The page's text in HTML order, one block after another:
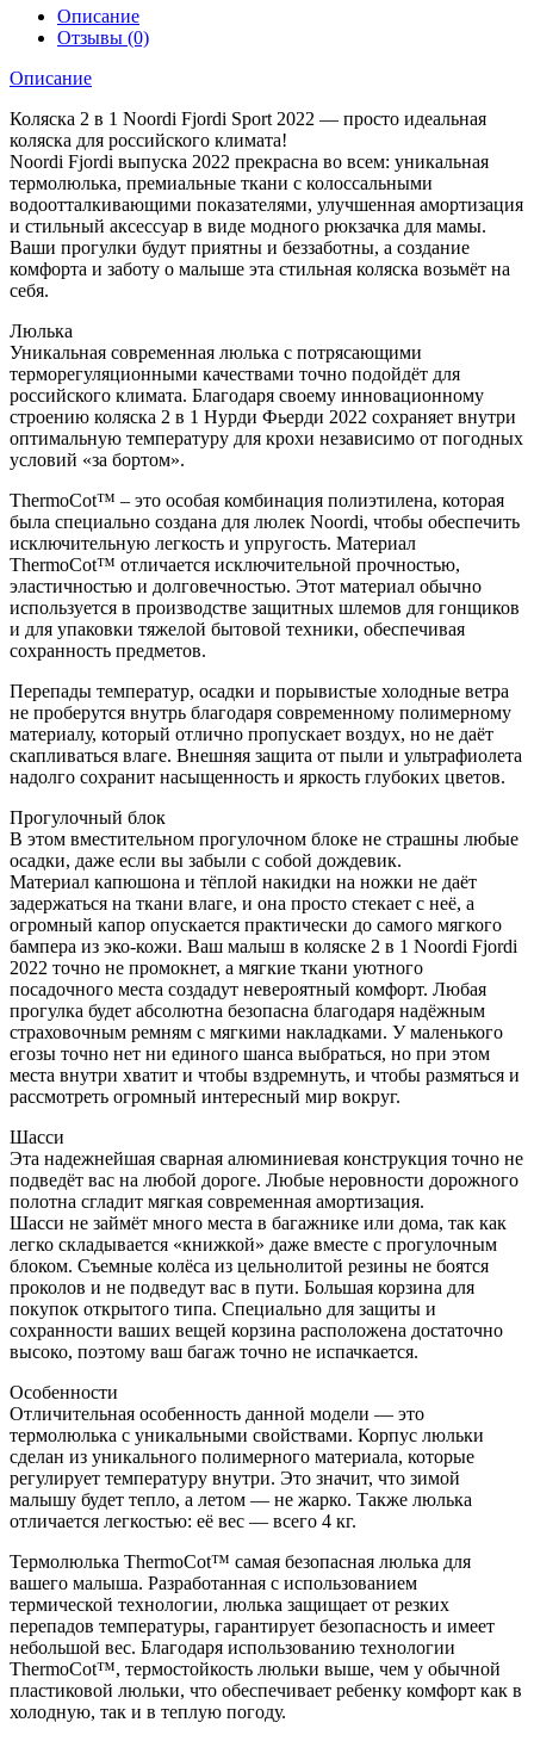
Описание
Отзывы (0)
Описание
Коляска 2 в 1 Noordi Fjordi Sport 2022 — просто идеальная
коляска для российского климата!
Noordi Fjordi выпуска 2022 прекрасна во всем: уникальная
термолюлька, премиальные ткани с колоссальными
водоотталкивающими показателями, улучшенная амортизация
и стильный аксессуар в виде модного рюкзачка для мамы.
Ваши прогулки будут приятны и беззаботны, а создание
комфорта и заботу о малыше эта стильная коляска возьмёт на
себя.
Люлька
Уникальная современная люлька с потрясающими
терморегуляционными качествами точно подойдёт для
российского климата. Благодаря своему инновационному
строению коляска 2 в 1 Нурди Фьерди 2022 сохраняет внутри
оптимальную температуру для крохи независимо от погодных
условий «за бортом».
ThermoCot™️ – это особая комбинация полиэтилена, которая
была специально создана для люлек Noordi, чтобы обеспечить
исключительную легкость и упругость. Материал
ThermoCot™️ отличается исключительной прочностью,
эластичностью и долговечностью. Этот материал обычно
используется в производстве защитных шлемов для гонщиков
и для упаковки тяжелой бытовой техники, обеспечивая
сохранность предметов.
Перепады температур, осадки и порывистые холодные ветра
не проберутся внутрь благодаря современному полимерному
материалу, который отлично пропускает воздух, но не даёт
скапливаться влаге. Внешняя защита от пыли и ультрафиолета
надолго сохранит насыщенность и яркость глубоких цветов.
Прогулочный блок
В этом вместительном прогулочном блоке не страшны любые
осадки, даже если вы забыли с собой дождевик.
Материал капюшона и тёплой накидки на ножки не даёт
задержаться на ткани влаге, и она просто стекает с неё, а
огромный капор опускается практически до самого мягкого
бампера из эко-кожи. Ваш малыш в коляске 2 в 1 Noordi Fjordi
2022 точно не промокнет, а мягкие ткани уютного
посадочного места создадут невероятный комфорт. Любая
прогулка будет абсолютна безопасна благодаря надёжным
страховочным ремням с мягкими накладками. У маленького
егозы точно нет ни единого шанса выбраться, но при этом
места внутри хватит и чтобы вздремнуть, и чтобы размяться и
рассмотреть огромный интересный мир вокруг.
Шасси
Эта надежнейшая сварная алюминиевая конструкция точно не
подведёт вас на любой дороге. Любые неровности дорожного
полотна сгладит мягкая современная амортизация.
Шасси не займёт много места в багажнике или дома, так как
легко складывается «книжкой» даже вместе с прогулочным
блоком. Съемные колёса из цельнолитой резины не боятся
проколов и не подведут вас в пути. Большая корзина для
покупок открытого типа. Специально для защиты и
сохранности ваших вещей корзина расположена достаточно
высоко, поэтому ваш багаж точно не испачкается.
Особенности
Отличительная особенность данной модели — это
термолюлька с уникальными свойствами. Корпус люльки
сделан из уникального полимерного материала, которые
регулирует температуру внутри. Это значит, что зимой
малышу будет тепло, а летом — не жарко. Также люлька
отличается легкостью: её вес — всего 4 кг.
Термолюлька ThermoCot™️ самая безопасная люлька для
вашего малыша. Разработанная с использованием
термической технологии, люлька защищает от резких
перепадов температуры, гарантирует безопасность и имеет
небольшой вес. Благодаря использованию технологии
ThermoCot™️, термостойкость люльки выше, чем у обычной
пластиковой люльки, что обеспечивает ребенку комфорт как в
холодную, так и в теплую погоду.